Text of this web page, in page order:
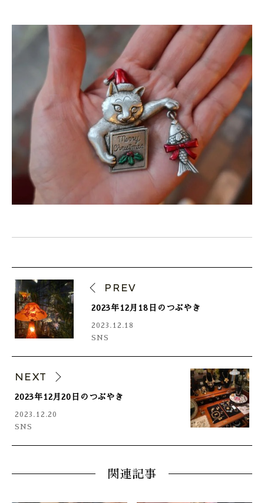
PREV
2023年12月18日のつぶやき
2023.12.18
SNS
NEXT
2023年12月20日のつぶやき
2023.12.20
SNS
関連記事